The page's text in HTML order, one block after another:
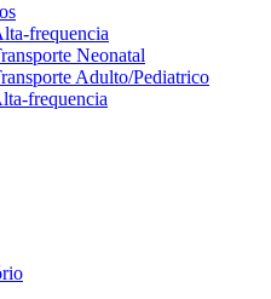
frequencia
Neonatal
Adulto/Pediatrico
frequencia